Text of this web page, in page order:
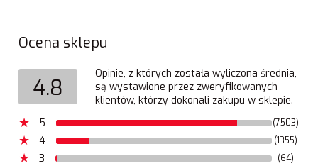
Ocena sklepu
4.8
Opinie, z których została wyliczona średnia,
są wystawione przez zweryfikowanych
klientów, którzy dokonali zakupu w sklepie.
5
(7503)
4 (1355)
3 (64)